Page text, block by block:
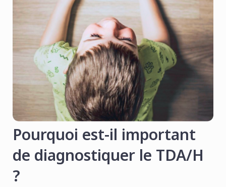
Pourquoi est-il important
de diagnostiquer le TDA/H
?